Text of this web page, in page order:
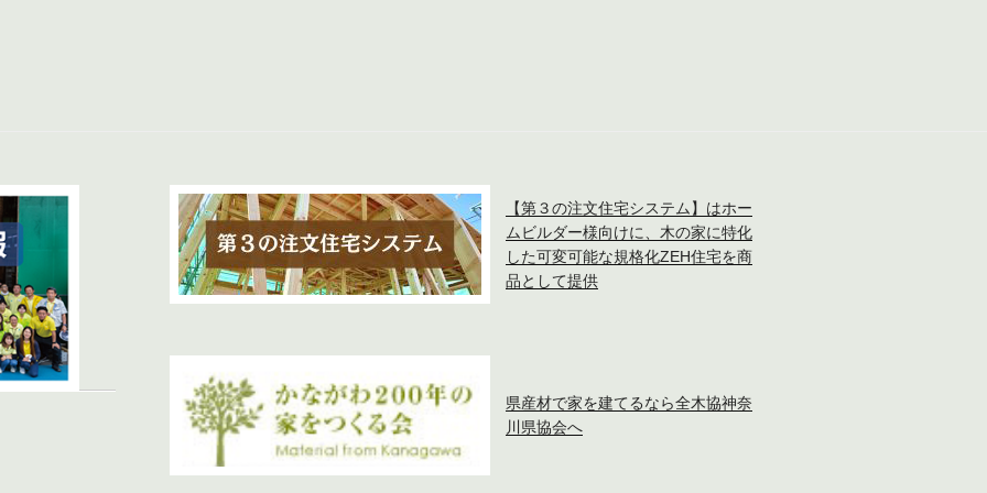
【第３の注文住宅システム】はホー
ムビルダー様向けに、木の家に特化
した可変可能な規格化ZEH住宅を商
品として提供
県産材で家を建てるなら全木協神奈
川県協会へ